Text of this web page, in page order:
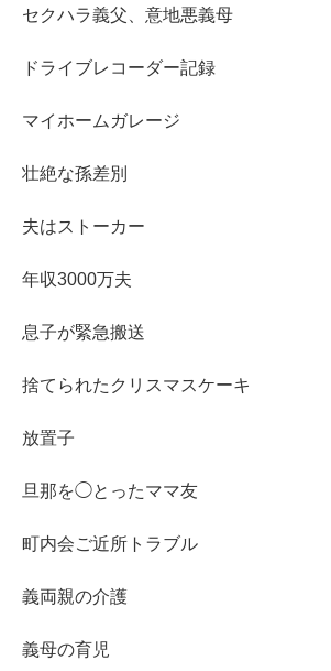
セクハラ義父、意地悪義母
ドライブレコーダー記録
マイホームガレージ
壮絶な孫差別
夫はストーカー
年収3000万夫
息子が緊急搬送
捨てられたクリスマスケーキ
放置子
旦那を◯とったママ友
町内会ご近所トラブル
義両親の介護
義母の育児